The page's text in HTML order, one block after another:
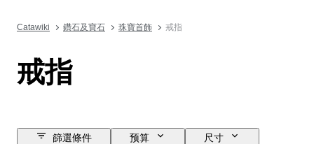
Catawiki 鑽石及寶石 珠寶首飾 戒指
戒指
篩選條件 预算
尺寸